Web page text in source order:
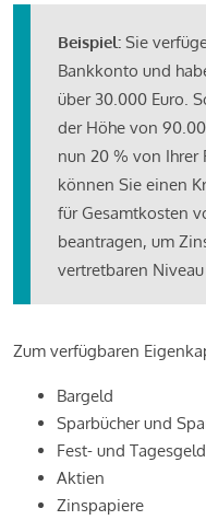
Beispiel: Sie
Bankkonto und
über 30.000 Euro.
der Höhe von
nun 20 % von Ihrer
können Sie einen
für Gesamtkosten
beantragen, um
vertretbaren
Zum verfügbaren
Bargeld
Sparbücher und
Fest- und
Aktien
Zinspapiere